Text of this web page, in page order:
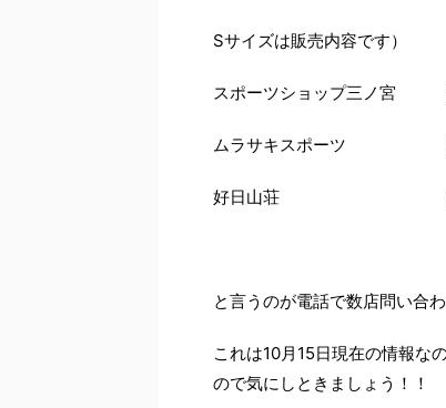
Sサイズは販売内容です）
スポーツショップ三ノ宮
ムラサキスポーツ 販売
好日山荘 販売時期未
と言うのが電話で数店問い合
これは10月15日現在の情報な
ので気にしときましょう！！